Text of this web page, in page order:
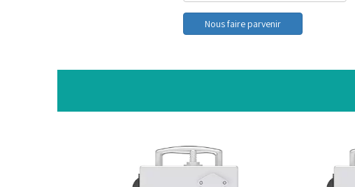
Nous faire parvenir